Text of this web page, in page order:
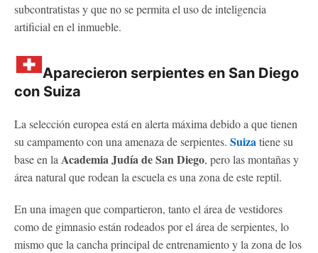
subcontratistas y que no se permita el uso de inteligencia
artificial en el inmueble.
Aparecieron serpientes en San Diego
con Suiza
La selección europea está en alerta máxima debido a que tienen
su campamento con una amenaza de serpientes. Suizatiene su
base en la Academia Judía de San Diego, pero las montañas y
área natural que rodean la escuela es una zona de este reptil.
En una imagen que compartieron, tanto el área de vestidores
como de gimnasio están rodeados por el área de serpientes, lo
mismo que la cancha principal de entrenamiento y la zona de los